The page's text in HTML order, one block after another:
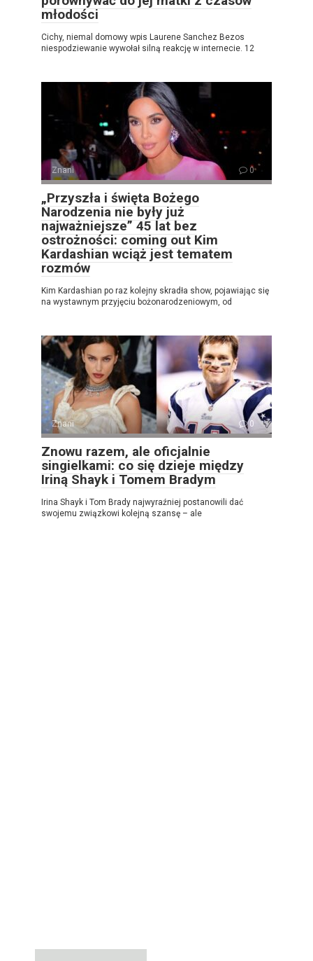
młodości
Cichy, niemal domowy wpis Laurene Sanchez Bezos
niespodziewanie wywołał silną reakcję w internecie. 12
Znani 0
„Przyszła i święta Bożego
Narodzenia nie były już
najważniejsze” 45 lat bez
ostrożności: coming out Kim
Kardashian wciąż jest tematem
rozmów
Kim Kardashian po raz kolejny skradła show, pojawiając się
na wystawnym przyjęciu bożonarodzeniowym, od
Znani 0
Znowu razem, ale oficjalnie
singielkami: co się dzieje między
Iriną Shayk i Tomem Bradym
Irina Shayk i Tom Brady najwyraźniej postanowili dać
swojemu związkowi kolejną szansę – ale